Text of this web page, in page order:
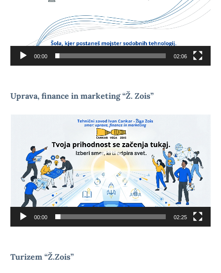
00:00 02:06
Uprava, finance in marketing “Ž. Zois”
00:00 02:25
Turizem “Ž.Zois”